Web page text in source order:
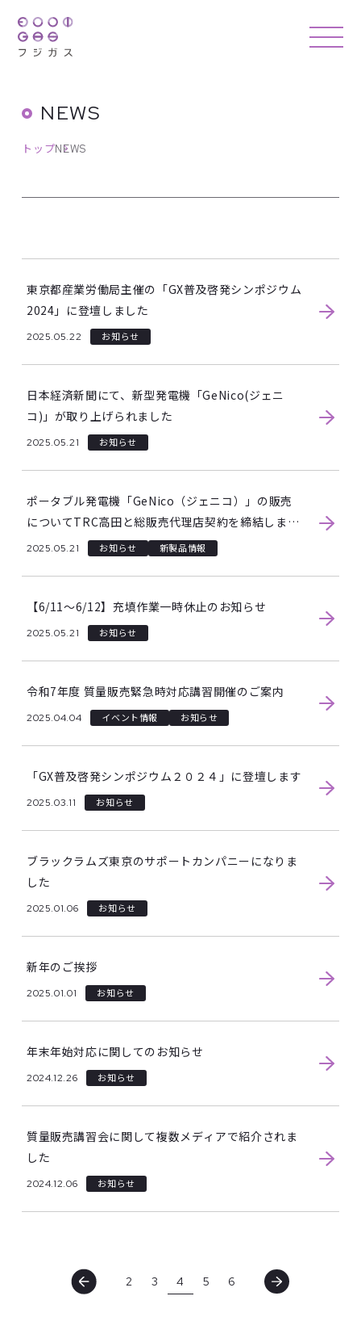
NEWS
トップNEWS
東京都産業労働局主催の「GX普及啓発シンポジウム
2024」に登壇しました
2025.05.22 お知らせ
日本経済新聞にて、新型発電機「GeNico(ジェニ
コ)」が取り上げられました
2025.05.21 お知らせ
ポータブル発電機「GeNico（ジェニコ）」の販売
についてTRC高田と総販売代理店契約を締結しまし
た
2025.05.21 お知らせ 新製品情報
【6/11～6/12】充填作業一時休止のお知らせ
2025.05.21 お知らせ
令和7年度 質量販売緊急時対応講習開催のご案内
2025.04.04 イベント情報 お知らせ
「GX普及啓発シンポジウム２０２４」に登壇します
2025.03.11 お知らせ
ブラックラムズ東京のサポートカンパニーになりま
した
2025.01.06 お知らせ
新年のご挨拶
2025.01.01 お知らせ
年末年始対応に関してのお知らせ
2024.12.26 お知らせ
質量販売講習会に関して複数メディアで紹介されま
した
2024.12.06 お知らせ
2 3 4 5 6